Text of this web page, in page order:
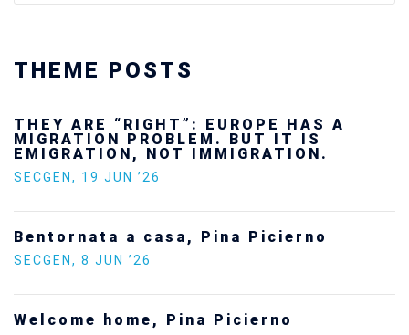
THEME POSTS
THEY ARE “RIGHT”: EUROPE HAS A
MIGRATION PROBLEM. BUT IT IS
EMIGRATION, NOT IMMIGRATION.
SECGEN , 19 JUN ’26
Bentornata a casa, Pina Picierno
SECGEN , 8 JUN ’26
Welcome home, Pina Picierno